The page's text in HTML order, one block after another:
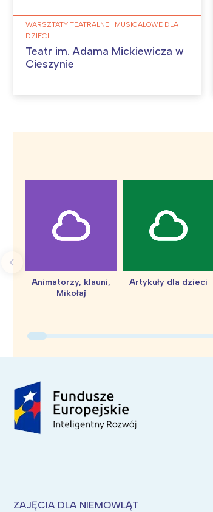
WARSZTATY TEATRALNE I MUSICALOWE DLA
DZIECI
Teatr im. Adama Mickiewicza w
Cieszynie
Animatorzy, klauni,
Mikołaj
Artykuły dla dzieci
ZAJĘCIA DLA NIEMOWLĄT